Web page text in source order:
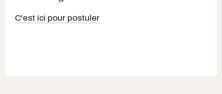
C'est ici pour postuler